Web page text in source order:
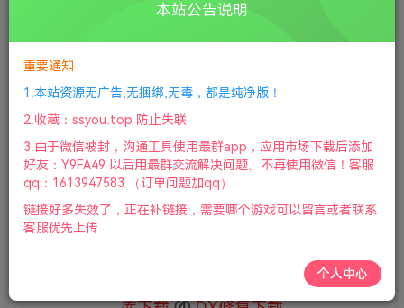
【异形大战铁血战士】Aliens vs Predato
此内容为付费资源，请付费后查看
鲜花 5
赞助会员 免费
付费资源
③ 游戏运行
本站公告说明
重要通知
1.本站资源无广告,无捆绑,无毒，都是纯净版！
2.收藏：ssyou.top 防止失联
3.由于微信被封，沟通工具使用最群app，应用市场下载后添加
好友：Y9FA49 以后用最群交流解决问题。不再使用微信！客服
qq：1613947583 （订单问题加qq）
链接好多失效了，正在补链接，需要哪个游戏可以留言或者联系
客服优先上传
个人中心